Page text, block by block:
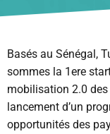
Basés au Sénégal,
sommes la 1ere
mobilisation 2.0
lancement d’un
opportunités des